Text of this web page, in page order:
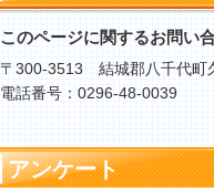
このページに関するお問い
〒300-3513 結城郡八千代町
電話番号：0296-48-0039
アンケート